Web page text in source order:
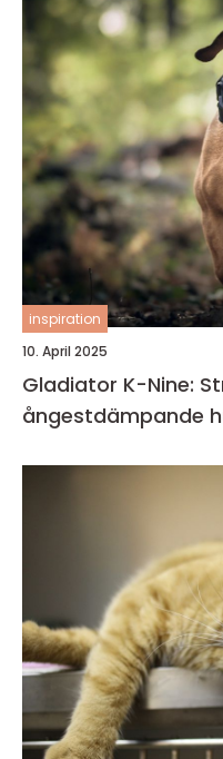
inspiration
10. April 2025
Gladiator K-Nine:
ångestdämpande